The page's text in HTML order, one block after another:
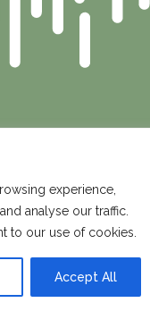
experience,
analyse our traffic.
to our use of cookies.
Accept All
4, 531 60 Lidköping